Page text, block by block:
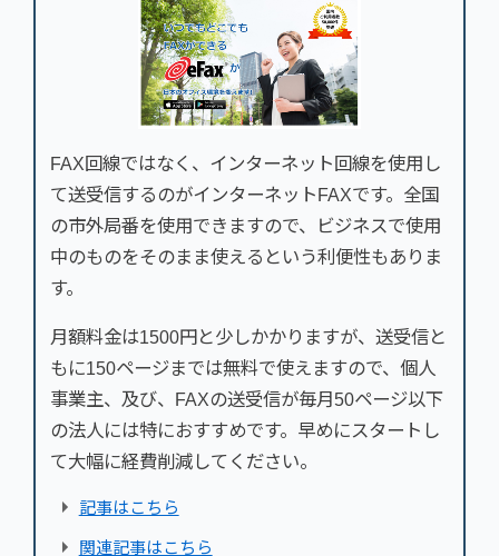
FAX回線ではなく、インターネット回線を使用し
て送受信するのがインターネットFAXです。全国
の市外局番を使用できますので、ビジネスで使用
中のものをそのまま使えるという利便性もありま
す。
月額料金は1500円と少しかかりますが、送受信と
もに150ページまでは無料で使えますので、個人
事業主、及び、FAXの送受信が毎月50ページ以下
の法人には特におすすめです。早めにスタートし
て大幅に経費削減してください。
記事はこちら
関連記事はこちら